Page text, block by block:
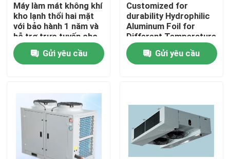
Liên hệ
Tin tức
Yêu cầu báo giá
thiết bị bay hơi phòng mát
Máy làm mát không khí
kho lạnh thổi hai mặt
với bảo hành 1 năm và
hỗ trợ trực tuyến cho
dàn bay hơi lạnh
Gửi yêu cầu
Customized for
durability Hydrophilic
Aluminum Foil for
Different Temperature
and Humidity
Requirements in Cold
Room Condensing Unit
Gửi yêu cầu